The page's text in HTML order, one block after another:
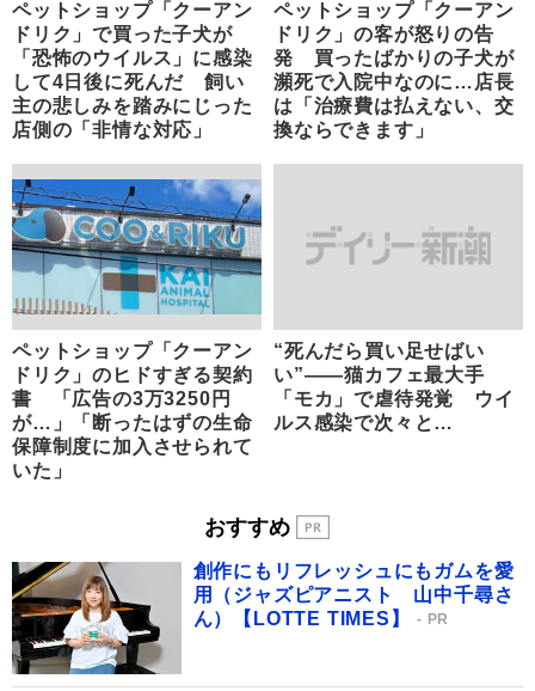
ペットショップ「クーアン
ドリク」で買った子犬が
「恐怖のウイルス」に感染
して4日後に死んだ 飼い
主の悲しみを踏みにじった
店側の「非情な対応」
ペットショップ「クーアン
ドリク」の客が怒りの告
発 買ったばかりの子犬が
瀕死で入院中なのに…店長
は「治療費は払えない、交
換ならできます」
ペットショップ「クーアン
ドリク」のヒドすぎる契約
書 「広告の3万3250円
が…」「断ったはずの生命
保障制度に加入させられて
いた」
“死んだら買い足せばい
い”――猫カフェ最大手
「モカ」で虐待発覚 ウイ
ルス感染で次々と…
おすすめ
創作にもリフレッシュにもガムを愛
用（ジャズピアニスト 山中千尋さ
ん）【LOTTE TIMES】
PR